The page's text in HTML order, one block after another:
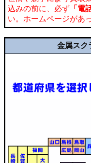
込みの前に、必ず 「電
い。ホームページがあ
金属スク